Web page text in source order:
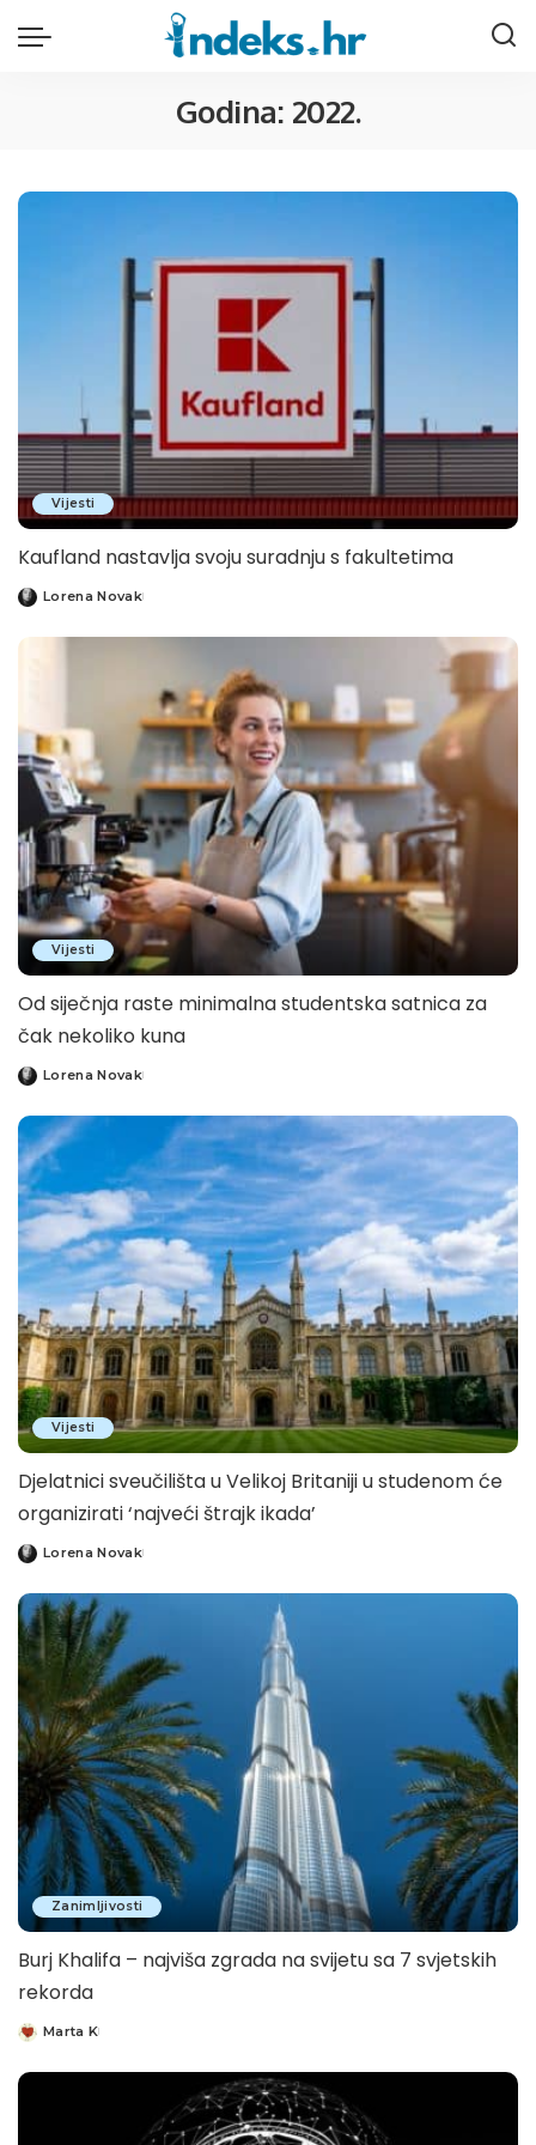
Godina: 2022.
Vijesti
Kaufland nastavlja svoju suradnju s fakultetima
Posted
Lorena Novak
Vijesti
Od siječnja raste minimalna studentska satnica za
čak nekoliko kuna
Posted
Lorena Novak
Vijesti
Djelatnici sveučilišta u Velikoj Britaniji u studenom će
organizirati ‘najveći štrajk ikada’
Posted
Lorena Novak
Zanimljivosti
Burj Khalifa – najviša zgrada na svijetu sa 7 svjetskih
rekorda
Posted
Marta K